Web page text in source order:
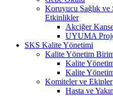
Koruyucu Sağlık ve
Etkinlikler
Akciğer
UYUMA
SKS Kalite Yönetimi
Kalite Yönetim
Kalite
Kalite
Komiteler ve Ekipler
Hasta ve